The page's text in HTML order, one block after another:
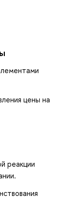
цены на
реакции